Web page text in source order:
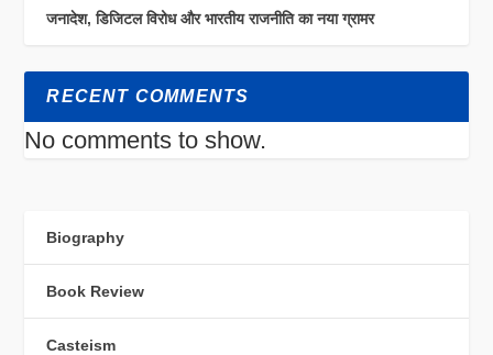
जनादेश, डिजिटल विरोध और भारतीय राजनीति का नया ग्रामर
RECENT COMMENTS
No comments to show.
Biography
Book Review
Casteism